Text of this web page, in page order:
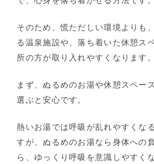
そのため、慌ただしい環境よりも
る温泉施設や、落ち着いた休憩ス
所の方が取り入れやすくなります。
まず、ぬるめのお湯や休憩スペー
選ぶと安心です。
熱いお湯では呼吸が乱れやすくな
すが、ぬるめのお湯なら身体への
ら、ゆっくり呼吸を意識しやすく